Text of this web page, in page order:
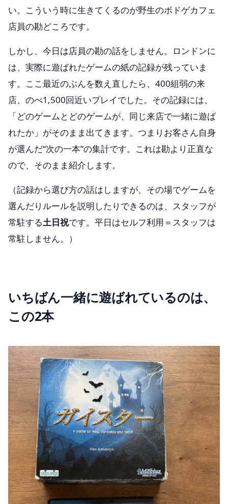
い。こういう時に生きてくるのが野生のボドゲカフェ
店員の勘どころです。
しかし、今日は店員の勘の話をしません。ロンドンに
は、実際に遊ばれたゲームの紙の記録が残っていま
す。ここ最近のぶんを数え直したら、400組弱の来
店、のべ1,500回近いプレイでした。その記録には、
「どのゲームとどのゲームが、同じ来店で一緒に遊ば
れたか」がそのまま出てきます。つまりお客さん自身
が選んだ“次の一本”の集計です。これは勘より正直な
ので、そのまま紹介します。
（記録から選び方の話はしますが、その場でゲームを
選んだりルールを説明したりできるのは、スタッフが
常駐する土日祝です。平日はセルフ利用＝スタッフは
常駐しません。）
いちばん一緒に遊ばれているのは、
この2本